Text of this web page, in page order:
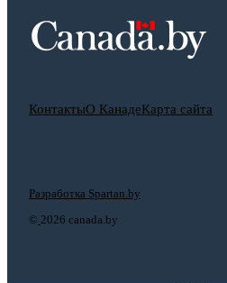
КонтактыО КанадеКарта сайта
© 2026 canada.by
Разработка Spartan.by